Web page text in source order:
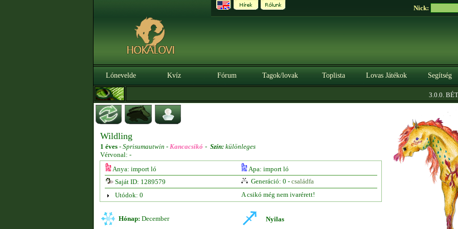
Nick:
Lónevelde Kvíz Fórum Tagok/lovak Toplista Lovas Játékok Segítség
3.0.0. BÉTA|
Wildling
1 éves - Sprisumautwin - Kancacsikó - Szín: különleges
Vérvonal: -
Anya: import ló
Apa: import ló
Saját ID: 1289579
Generáció: 0 - családfa
Utódok: 0
A csikó még nem ivarérett!
Hónap: December Nyilas